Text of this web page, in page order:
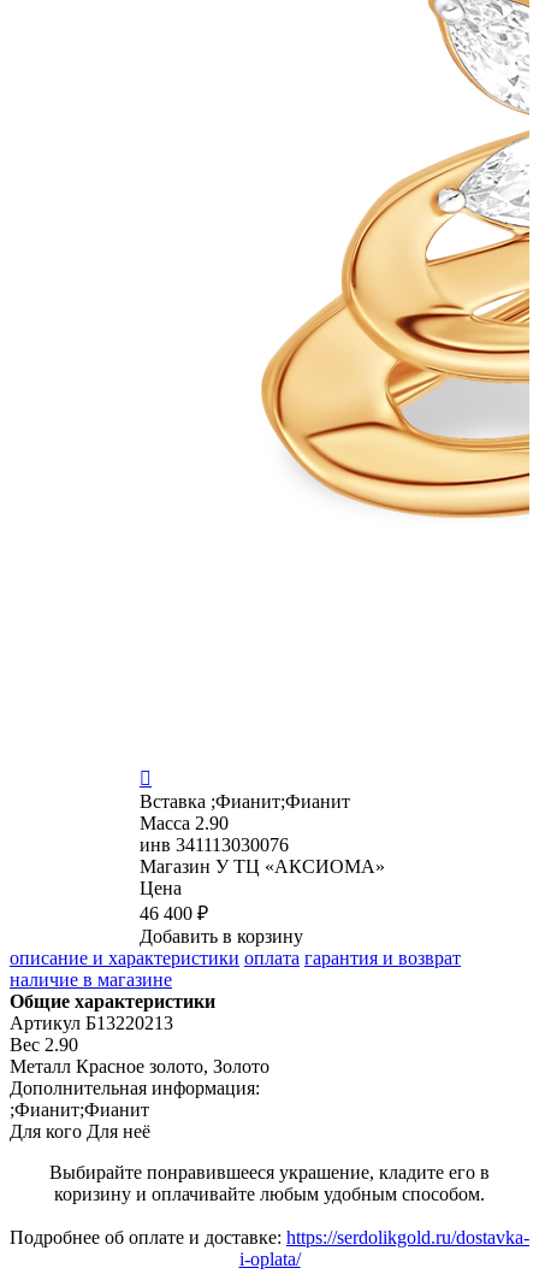

Вставка ;Фианит;Фианит
Масса 2.90
инв 341113030076
Магазин У ТЦ «АКСИОМА»
Цена
46 400 ₽
Добавить в корзину
описание и характеристики оплата гарантия и возврат
наличие в магазине
Общие характеристики
Артикул Б13220213
Вес 2.90
Металл Красное золото, Золото
Дополнительная информация:
;Фианит;Фианит
Для кого Для неё
Выбирайте понравившееся украшение, кладите его в
коризину и оплачивайте любым удобным способом.
Подробнее об оплате и доставке: https://serdolikgold.ru/dostavka-
i-oplata/